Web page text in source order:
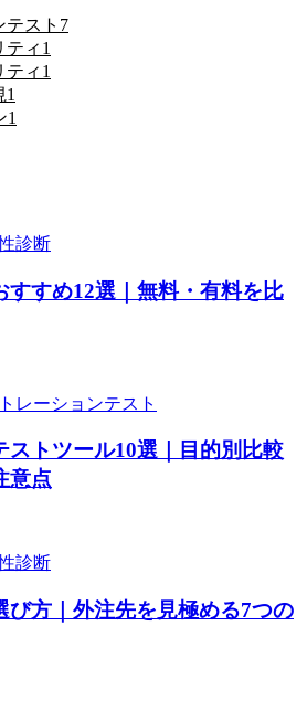
スト 7
ティ 1
ティ 1
1
1
診断
すすめ12選｜無料・有料を比
レーションテスト
ストツール10選｜目的別比較
意点
診断
び方｜外注先を見極める7つの